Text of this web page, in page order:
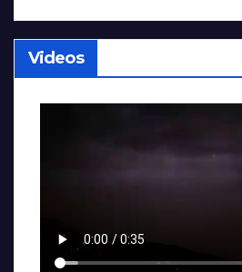
Videos